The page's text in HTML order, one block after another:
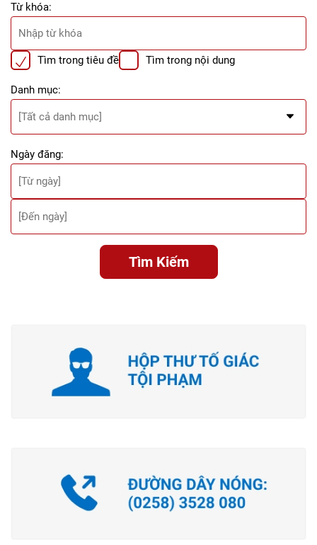
Từ khóa:
Tìm trong tiêu đề Tìm trong nội dung
Danh mục:
Ngày đăng:
Tìm Kiếm